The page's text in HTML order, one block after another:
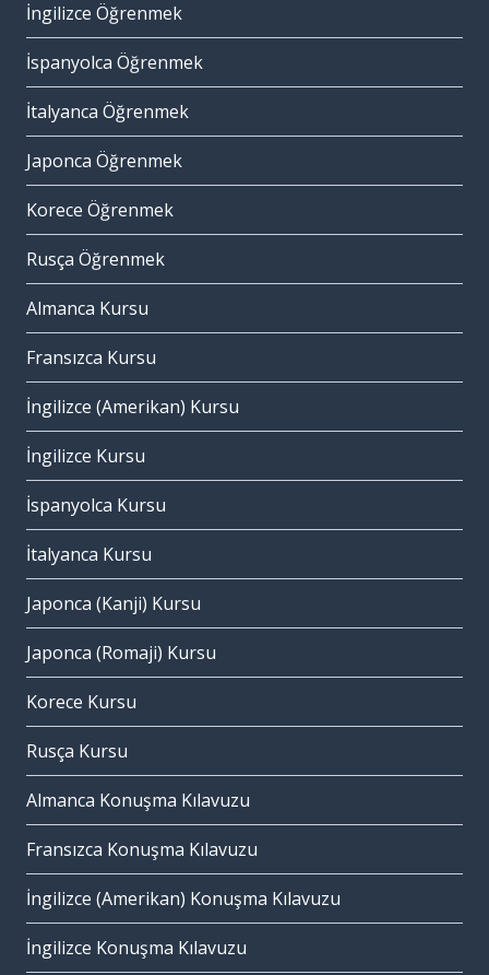
İngilizce Öğrenmek
İspanyolca Öğrenmek
İtalyanca Öğrenmek
Japonca Öğrenmek
Korece Öğrenmek
Rusça Öğrenmek
Almanca Kursu
Fransızca Kursu
İngilizce (Amerikan) Kursu
İngilizce Kursu
İspanyolca Kursu
İtalyanca Kursu
Japonca (Kanji) Kursu
Japonca (Romaji) Kursu
Korece Kursu
Rusça Kursu
Almanca Konuşma Kılavuzu
Fransızca Konuşma Kılavuzu
İngilizce (Amerikan) Konuşma Kılavuzu
İngilizce Konuşma Kılavuzu